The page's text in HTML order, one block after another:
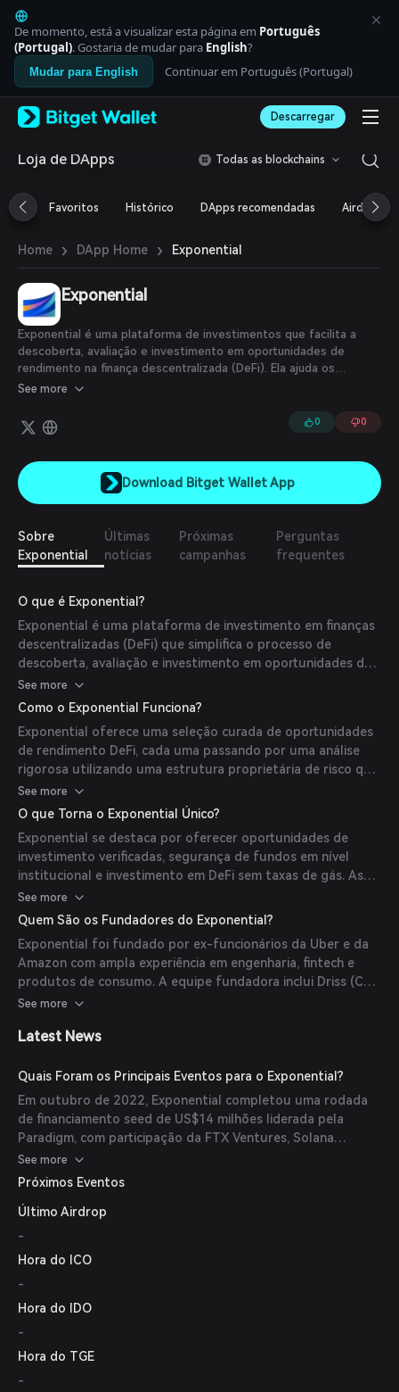
English
日本語
Tiếng Việt
Русский
Español (Latinoamérica)
Italiano
Deutsch
繁體中文
Português (Portugal)
ภาษาไทย
العربية
हिन्दी
Español
Português (Brasil)
Español (Argentina)
De momento, está a visualizar esta página em Português
(Portugal). Gostaria de mudar para English?
Mudar para English Continuar em Português (Portugal)
Descarregar
Loja de DApps Todas as blockchains
Favoritos Histórico DApps recomendadas Airdrop
Home › DApp Home › Exponential
Exponential
Exponential é uma plataforma de investimentos que facilita a
descoberta, avaliação e investimento em oportunidades de
rendimento na finança descentralizada (DeFi). Ela ajuda os
investidores a encontrar as oportunidades de rendimento ideais
redes e protocolos. Os investidores podem buscar facilmente
novos pools de liquidez utilizando filtros como classificação de
(TVL).
See more
0 0
Download Bitget Wallet App
Sobre
Exponential
Últimas
notícias
Próximas
campanhas
Perguntas
frequentes
O que é Exponential?
Exponential é uma plataforma de investimento em finanças
descentralizadas (DeFi) que simplifica o processo de
descoberta, avaliação e investimento em oportunidades de
rendimento em múltiplas blockchains. Seu objetivo é tornar
o investimento em DeFi acessível e seguro para detentores
de criptomoedas, oferecendo avaliações de risco de nível
institucional e capacidades de investimento cross-chain sem
atritos.
See more
Como o Exponential Funciona?
Exponential oferece uma seleção curada de oportunidades
de rendimento DeFi, cada uma passando por uma análise
rigorosa utilizando uma estrutura proprietária de risco que
avalia milhares de potenciais vetores de risco. A plataforma
gerencia operações técnicas complexas, como ponte cross-
chain e otimização de gás, permitindo aos usuários investir
com apenas alguns cliques enquanto administra as
interações subjacentes com a blockchain.
See more
O que Torna o Exponential Único?
Exponential se destaca por oferecer oportunidades de
investimento verificadas, segurança de fundos em nível
institucional e investimento em DeFi sem taxas de gás. As
ferramentas de avaliação de risco e relatórios automáticos
da plataforma simplificam o processo de investimento para
See more
Quem São os Fundadores do Exponential?
Exponential foi fundado por ex-funcionários da Uber e da
Amazon com ampla experiência em engenharia, fintech e
produtos de consumo. A equipe fundadora inclui Driss (Co-
fundador/CEO), Mehdi (Co-fundador/Presidente) e Greg
See more
Latest News
Quais Foram os Principais Eventos para o Exponential?
Em outubro de 2022, Exponential completou uma rodada
de financiamento seed de US$14 milhões liderada pela
Paradigm, com participação da FTX Ventures, Solana
Ventures, Polygon, Circle Ventures e outros. Os fundos
eram destinados a ampliar a equipe e construir uma nova
See more
Próximos Eventos
Último Airdrop
-
Hora do ICO
-
Hora do IDO
-
Hora do TGE
-